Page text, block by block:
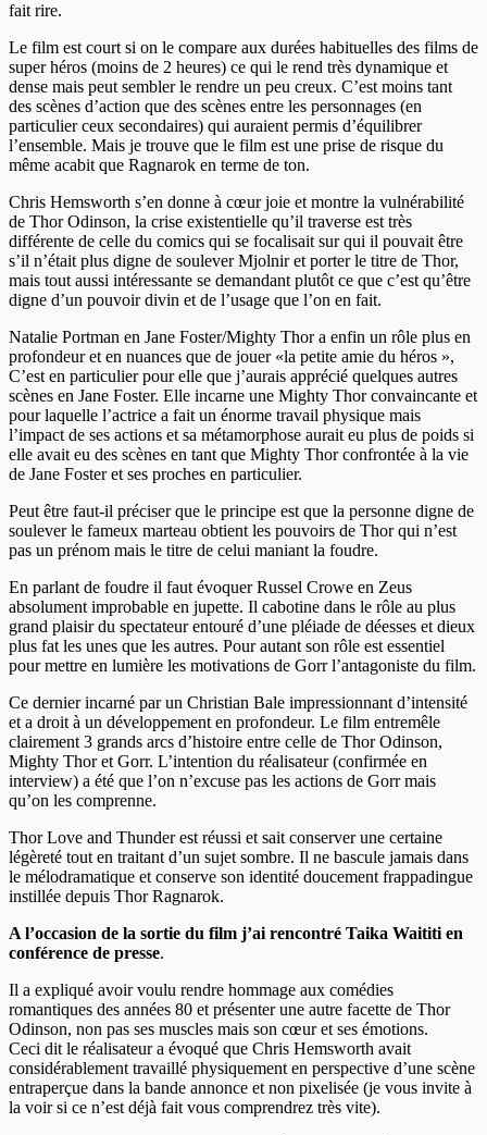
fait rire.
Le film est court si on le compare aux durées habituelles des films de
super héros (moins de 2 heures) ce qui le rend très dynamique et
dense mais peut sembler le rendre un peu creux. C’est moins tant
des scènes d’action que des scènes entre les personnages (en
particulier ceux secondaires) qui auraient permis d’équilibrer
l’ensemble. Mais je trouve que le film est une prise de risque du
même acabit que Ragnarok en terme de ton.
Chris Hemsworth s’en donne à cœur joie et montre la vulnérabilité
de Thor Odinson, la crise existentielle qu’il traverse est très
différente de celle du comics qui se focalisait sur qui il pouvait être
s’il n’était plus digne de soulever Mjolnir et porter le titre de Thor,
mais tout aussi intéressante se demandant plutôt ce que c’est qu’être
digne d’un pouvoir divin et de l’usage que l’on en fait.
Natalie Portman en Jane Foster/Mighty Thor a enfin un rôle plus en
profondeur et en nuances que de jouer «la petite amie du héros »,
C’est en particulier pour elle que j’aurais apprécié quelques autres
scènes en Jane Foster. Elle incarne une Mighty Thor convaincante et
pour laquelle l’actrice a fait un énorme travail physique mais
l’impact de ses actions et sa métamorphose aurait eu plus de poids si
elle avait eu des scènes en tant que Mighty Thor confrontée à la vie
de Jane Foster et ses proches en particulier.
Peut être faut-il préciser que le principe est que la personne digne de
soulever le fameux marteau obtient les pouvoirs de Thor qui n’est
pas un prénom mais le titre de celui maniant la foudre.
En parlant de foudre il faut évoquer Russel Crowe en Zeus
absolument improbable en jupette. Il cabotine dans le rôle au plus
grand plaisir du spectateur entouré d’une pléiade de déesses et dieux
plus fat les unes que les autres. Pour autant son rôle est essentiel
pour mettre en lumière les motivations de Gorr l’antagoniste du film.
Ce dernier incarné par un Christian Bale impressionnant d’intensité
et a droit à un développement en profondeur. Le film entremêle
clairement 3 grands arcs d’histoire entre celle de Thor Odinson,
Mighty Thor et Gorr. L’intention du réalisateur (confirmée en
interview) a été que l’on n’excuse pas les actions de Gorr mais
qu’on les comprenne.
Thor Love and Thunder est réussi et sait conserver une certaine
légèreté tout en traitant d’un sujet sombre. Il ne bascule jamais dans
le mélodramatique et conserve son identité doucement frappadingue
instillée depuis Thor Ragnarok.
A l’occasion de la sortie du film j’ai rencontré Taika Waititi en
conférence de presse.
Il a expliqué avoir voulu rendre hommage aux comédies
romantiques des années 80 et présenter une autre facette de Thor
Odinson, non pas ses muscles mais son cœur et ses émotions.
Ceci dit le réalisateur a évoqué que Chris Hemsworth avait
considérablement travaillé physiquement en perspective d’une scène
entraperçue dans la bande annonce et non pixelisée (je vous invite à
la voir si ce n’est déjà fait vous comprendrez très vite).